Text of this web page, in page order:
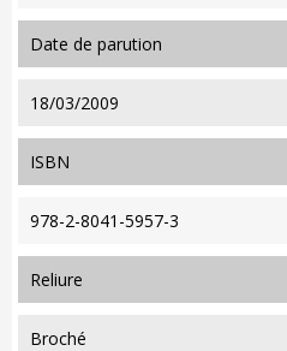
date de parution
18/03/2009
ISBN
978-2-8041-5957-3
reliure
Broché